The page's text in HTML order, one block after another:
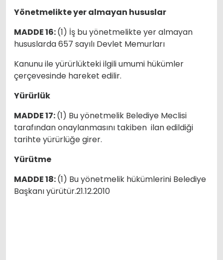
Yönetmelikte yer almayan hususlar
MADDE 16:(1) İş bu yönetmelikte yer almayan
hususlarda 657 sayılı Devlet Memurları
Kanunu ile yürürlükteki ilgili umumi hükümler
çerçevesinde hareket edilir.
Yürürlük
MADDE 17:(1) Bu yönetmelik Belediye Meclisi
tarafından onaylanmasını takiben ilan edildiği
tarihte yürürlüğe girer.
Yürütme
MADDE 18:(1) Bu yönetmelik hükümlerini Belediye
Başkanı yürütür.21.12.2010